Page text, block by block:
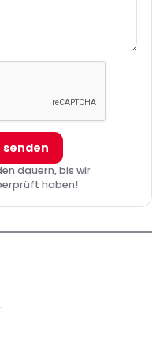
dauern, bis wir
haben!